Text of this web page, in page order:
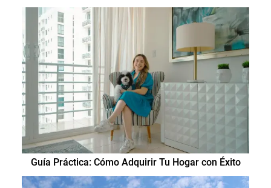
Guía Práctica: Cómo Adquirir Tu Hogar con Éxito